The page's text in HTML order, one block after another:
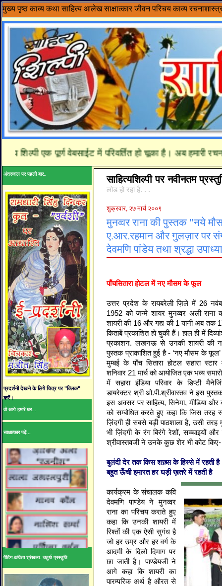
मुख्य पृष्ठ काव्य कथा साहित्य आलेख साक्षात्कार जीवन परिचय काव्य
एक पूर्ण वेबसाईट में परिवर्तित हो चूका है। अब हमारी
अंतरजाल पर पहली बार..
प्रदर्शनी देखने के लिये चित्र पर "क्लिक"
करें।
वो आये हमारे घर...
साक्षात्कार पढ़ें...
पेंटिंग-कविता श्रंखला: चतुर्थ प्रस्तुति
साहित्यशिल्पी पर नवीनतम
लोड हो रहा है. . .
शुक्रवार, २७ मार्च २००९
मुनव्वर राना की पुस्तक "नये
ए.आर.रहमान और गुलज़ार पर
देवमणि पांडेय तथा श्रद्धा
पाँचसितारा होटल में नए मौसम के फूल
उत्तर प्रदेश के रायबरेली ज़िले में 26
1952को जन्मे शायर मुनव्वर अली राना
शायरी की16 और गद्य की1यानी अब तक
किताबें प्रकाशित हो चुकी हैं। हाल ही में
प्रकाशन.लखनऊ से उनकी शायरी की
पुस्तक प्राकाशित हुई है- ‘नए मौसम के फूल’
मुम्बई के पाँच सितारा होटल सहारा स्टार
शनिवार 21मार्च को आयोजित एक भव्य
में सहारा इंडिया परिवार के डिप्टी
डायरेक्टर श्री ओ.पी.श्रीवास्तव ने इस
इस अवसर पर साहित्य,सिनेमा,मीडिया और
को सम्बोधित करते हुए कहा कि जिस तरह
ज़िंदगी ही सबसे बड़ी पाठशाला है,उसी तरह
भी ज़िंदगी के रंग बिरंगे रेशों,सच्चाइयों और
श्रीवास्तवजी ने उनके कुछ शेर भी कोट किए-
बुलंदी देर तक किस शख़्स के हिस्से में रहती है
बहुत ऊँची इमारत हर घड़ी ख़तरे में रहती है
कार्यक्रम के संचालक कवि
देवमणि पाण्डेय ने मुनव्वर
राना का परिचय कराते हुए
कहा कि उनकी शायरी में
रिश्तों की एक ऐसी सुगंध है
जो हर उम्र और हर वर्ग के
आदमी के दिलो दिमाग पर
छा जाती है। पाण्डेयजी ने
आगे कहा कि शायरी का
पारम्परिक अर्थ है औरत से